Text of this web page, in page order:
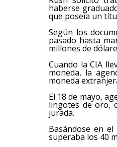
haberse
que poseía un
Según los
pasado hasta
millones de
Cuando la CIA
moneda, la
moneda
El 18 de mayo,
lingotes de oro,
jurada.
Basándose en
superaba los 40